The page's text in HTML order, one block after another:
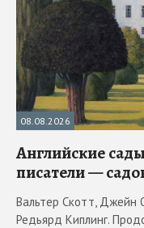
08.08.2026
Английские
писатели —
Вальтер Скотт, Джейн
Редьярд Киплинг.